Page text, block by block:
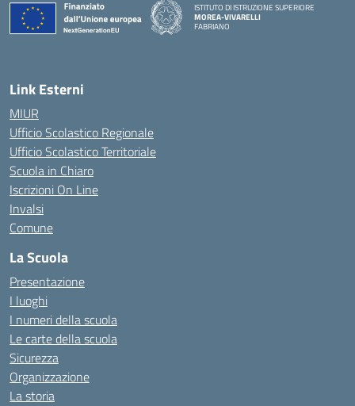
ISTITUTO DI ISTRUZIONE SUPERIORE
MOREA-VIVARELLI
FABRIANO
Link Esterni
MIUR
Ufficio Scolastico Regionale
Ufficio Scolastico Territoriale
Scuola in Chiaro
Iscrizioni On Line
Invalsi
Comune
La Scuola
Presentazione
I luoghi
I numeri della scuola
Le carte della scuola
Sicurezza
Organizzazione
La storia